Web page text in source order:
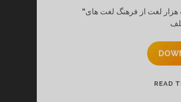
“لغت از فرهنگ لغت های
READ